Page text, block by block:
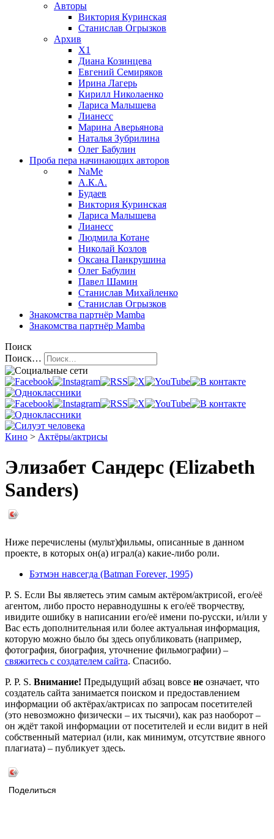
Авторы
Виктория Куринская
Станислав Огрызков
Архив
X1
Диана Козинцева
Евгений Семиряков
Ирина Лагерь
Кирилл Николаенко
Лариса Малышева
Лианесс
Марина Аверьянова
Наталья Зубрилина
Олег Бабулин
Проба пера начинающих авторов
NaMe
А.К.А.
Будаев
Виктория Куринская
Лариса Малышева
Лианесс
Людмила Котане
Николай Козлов
Оксана Панкрушина
Олег Бабулин
Павел Шамин
Станислав Михайленко
Станислав Огрызков
Знакомства партнёр Mamba
Знакомства партнёр Mamba
Поиск
Поиск…
Кино > Актёры/актрисы
Элизабет Сандерс (Elizabeth
Sanders)
Ниже перечислены (мульт)фильмы, описанные в данном
проекте, в которых он(а) играл(а) какие-либо роли.
Бэтмэн навсегда (Batman Forever, 1995)
P. S. Если Вы являетесь этим самым актёром/актрисой, его/её
агентом, либо просто неравнодушны к его/её творчеству,
ивидите ошибку в написании его/её имени по-русски, и/или у
Вас есть дополнительная или более актуальная информация,
которую можно было бы здесь опубликовать (например,
фотография, биография, уточнение фильмографии) –
свяжитесь с создателем сайта. Спасибо.
P. P. S. Внимание! Предыдущий абзац вовсе не означает, что
создатель сайта занимается поиском и предоставлением
информации об актёрах/актрисах по запросам посетителей
(это невозможно физически – их тысячи), как раз наоборот –
он ждёт такой информации от посетителей и если видит в ней
собственный материал (или, как минимум, отсутствие явного
плагиата) – публикует здесь.
Поделиться